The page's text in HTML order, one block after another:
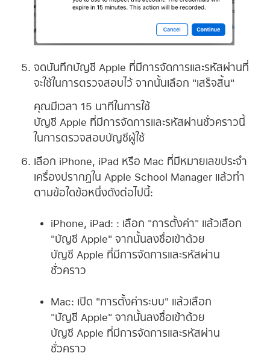
จดบันทึกบัญชี Apple ที่มีการจัดการและรหัสผ่านที่
จะใช้ในการตรวจสอบไว้ จากนั้นเลือก "เสร็จสิ้น"
คุณมีเวลา 15 นาทีในการใช้
บัญชี Apple ที่มีการจัดการและรหัสผ่านชั่วคราวนี้
ในการตรวจสอบบัญชีผู้ใช้
เลือก iPhone, iPad หรือ Mac ที่มีหมายเลขประจำ
เครื่องปรากฏใน Apple School Manager แล้วทำ
ตามข้อใดข้อหนึ่งดังต่อไปนี้:
iPhone, iPad: : เลือก "การตั้งค่า" แล้วเลือก
"บัญชี Apple" จากนั้นลงชื่อเข้าด้วย
บัญชี Apple ที่มีการจัดการและรหัสผ่าน
ชั่วคราว
Mac: เปิด "การตั้งค่าระบบ" แล้วเลือก
"บัญชี Apple" จากนั้นลงชื่อเข้าด้วย
บัญชี Apple ที่มีการจัดการและรหัสผ่าน
ชั่วคราว